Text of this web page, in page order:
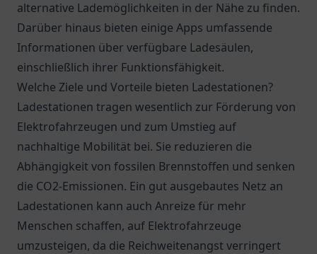
alternative Lademöglichkeiten in der Nähe zu finden.
Darüber hinaus bieten einige Apps umfassende
Informationen über verfügbare Ladesäulen,
einschließlich ihrer Funktionsfähigkeit.
Welche Ziele und Vorteile bieten Ladestationen?
Ladestationen tragen wesentlich zur Förderung von
Elektrofahrzeugen und zum Umstieg auf
nachhaltige Mobilität bei. Sie reduzieren die
Abhängigkeit von fossilen Brennstoffen und senken
die CO2-Emissionen. Ein gut ausgebautes Netz an
Ladestationen kann auch Anreize für mehr
Menschen schaffen, auf Elektrofahrzeuge
umzusteigen, da die Reichweitenangst verringert